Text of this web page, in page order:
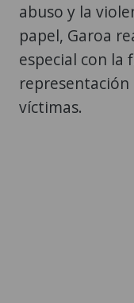
abuso y la
papel, Garoa
especial con la
representación
víctimas.